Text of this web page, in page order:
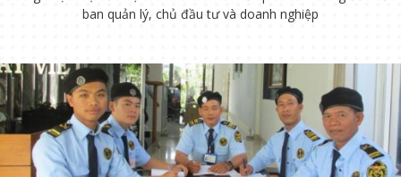
ban quản lý, chủ đầu tư và doanh nghiệp